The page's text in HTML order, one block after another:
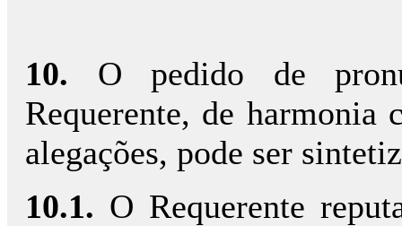
10. O pedido de
Requerente, de harmonia
alegações, pode ser
10.1. O Requerente